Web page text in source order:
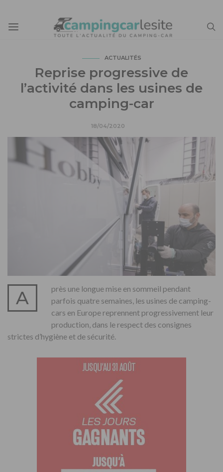
ACTUALITÉS
Reprise progressive de
l’activité dans les usines de
camping-car
18/04/2020
A
près une longue mise en sommeil pendant
parfois quatre semaines, les usines de camping-
cars en Europe reprennent progressivement leur
production, dans le respect des consignes
strictes d’hygiène et de sécurité.